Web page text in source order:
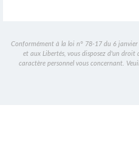
Conformément à la loi n° 78-17 du 6
et aux Libertés, vous disposez d'un droit
caractère personnel vous concernant.